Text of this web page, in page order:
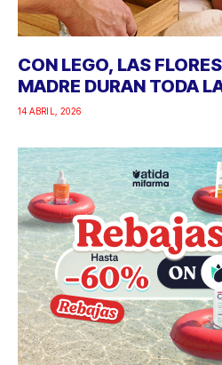
CON LEGO, LAS
MADRE DURAN TODA
14 ABRIL, 2026